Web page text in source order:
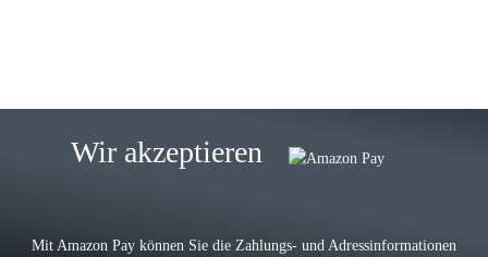
Lieferung, man kann bedenkenlos
Wir akzeptieren
Mit Amazon Pay können Sie die Zahlungs- und Adressinformationen